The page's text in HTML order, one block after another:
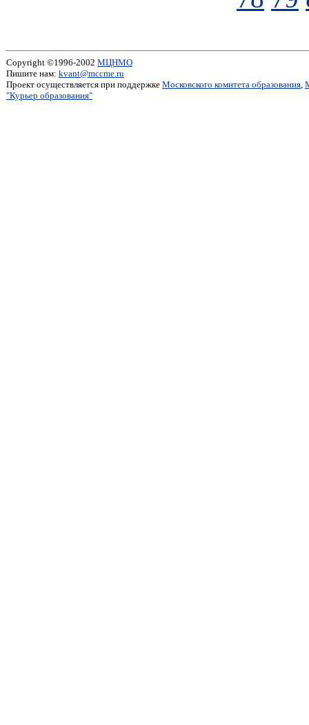
Copyright ©1996-2002 МЦНМО
Пишите нам: kvant@mccme.ru
Проект осуществляется при поддержке Московского комитета образования,
"Курьер образования"